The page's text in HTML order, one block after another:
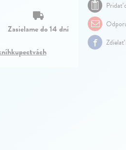
Zasielame do 14 dní
Pridať
Zdielať